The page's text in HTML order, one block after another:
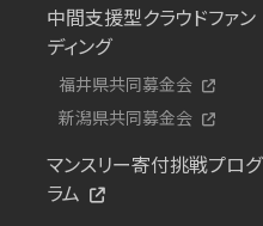
中間支援型クラウドファン
ディング
福井県共同募金会
新潟県共同募金会
マンスリー寄付挑戦プログ
ラム